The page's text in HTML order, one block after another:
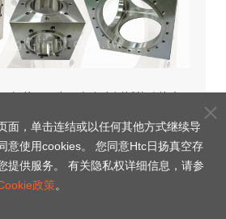
组装，因为具有六个侧板的功能真
面，单击连结或以任何其他方式继续导
意使用cookies。 您同意Htc日扬真空存
提供服务。 有关隐私权详细信息，请参
政策。